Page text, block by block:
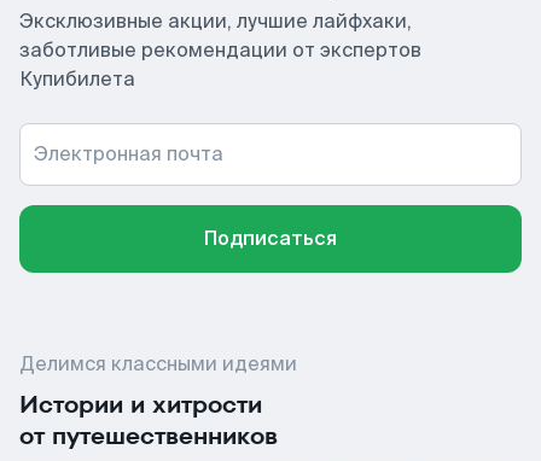
Эксклюзивные акции, лучшие лайфхаки,
заботливые рекомендации от экспертов
Купибилета
Электронная почта
Подписаться
Делимся классными идеями
Истории и хитрости
от путешественников